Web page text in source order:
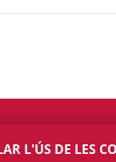
L'ÚS DE LES